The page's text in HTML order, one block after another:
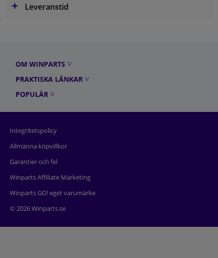
Leveranstid
OM WINPARTS
PRAKTISKA LÄNKAR
POPULÄR
Integritetspolicy
Allmänna köpvillkor
Garantier och fel
Winparts Affiliate Marketing
Winparts GO! eget varumärke
© 2026 Winparts.se